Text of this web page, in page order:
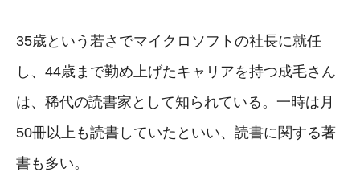
35歳という若さでマイクロソフトの社長に就任
し、44歳まで勤め上げたキャリアを持つ成毛さん
は、稀代の読書家として知られている。一時は月
50冊以上も読書していたといい、読書に関する著
書も多い。